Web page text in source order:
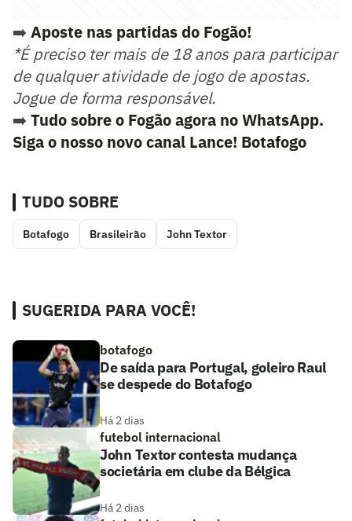
➡️ Aposte nas partidas do Fogão!
*É preciso ter mais de 18 anos para participar
de qualquer atividade de jogo de apostas.
Jogue de forma responsável.
➡️ Tudo sobre o Fogão agora no WhatsApp.
Siga o nosso novo canal Lance! Botafogo
TUDO SOBRE
Botafogo Brasileirão John Textor
SUGERIDA PARA VOCÊ!
botafogo
De saída para Portugal, goleiro Raul
se despede do Botafogo
Há 2 dias
futebol internacional
John Textor contesta mudança
societária em clube da Bélgica
Há 2 dias